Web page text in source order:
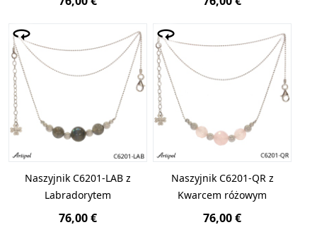
Naszyjnik C6201-LAB z
Labradorytem
76,00 €
Naszyjnik C6201-QR z
Kwarcem różowym
76,00 €